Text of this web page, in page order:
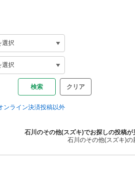
クリア
ンライン決済投稿以外
石川のその他(スズキ)でお探しの投稿
石川のその他(スズキ)